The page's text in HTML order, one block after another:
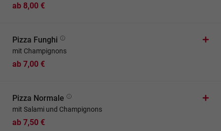
ab 8,00 €
Pizza Funghi
mit Champignons
ab 7,00 €
Pizza Normale
mit Salami und Champignons
ab 7,50 €